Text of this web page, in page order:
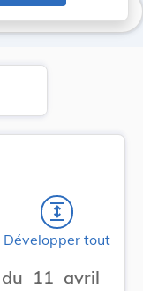
expand
Développer tout
du 11 avril